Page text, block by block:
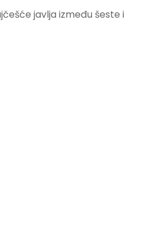
javlja između šeste i